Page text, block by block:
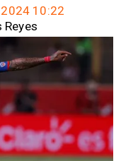
10:22